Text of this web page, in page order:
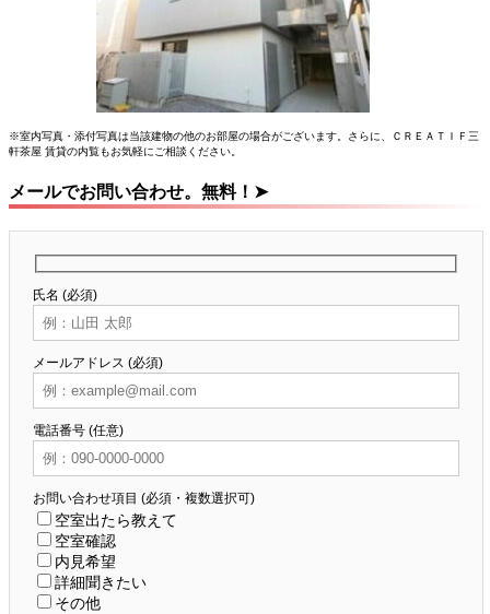
※室内写真・添付写真は当該建物の他のお部屋の場合がございます。さらに、ＣＲＥＡＴＩＦ三
軒茶屋 賃貸の内覧もお気軽にご相談ください。
メールでお問い合わせ。無料！➤
氏名 (必須)
メールアドレス (必須)
電話番号 (任意)
お問い合わせ項目 (必須・複数選択可)
空室出たら教えて
空室確認
内見希望
詳細聞きたい
その他